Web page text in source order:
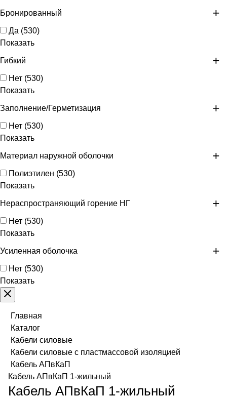
Бронированный
Да (530)
Показать
Гибкий
Нет (530)
Показать
Заполнение/Герметизация
Нет (530)
Показать
Материал наружной оболочки
Полиэтилен (530)
Показать
Нераспространяющий горение НГ
Нет (530)
Показать
Усиленная оболочка
Нет (530)
Показать
Главная
Каталог
Кабели силовые
Кабели силовые с пластмассовой изоляцией
Кабель АПвКаП
Кабель АПвКаП 1-жильный
Кабель АПвКаП 1-жильный